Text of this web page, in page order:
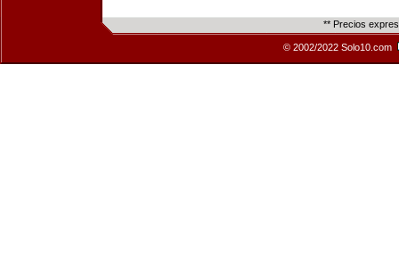
** Precios
© 2002/2022 Solo10.com